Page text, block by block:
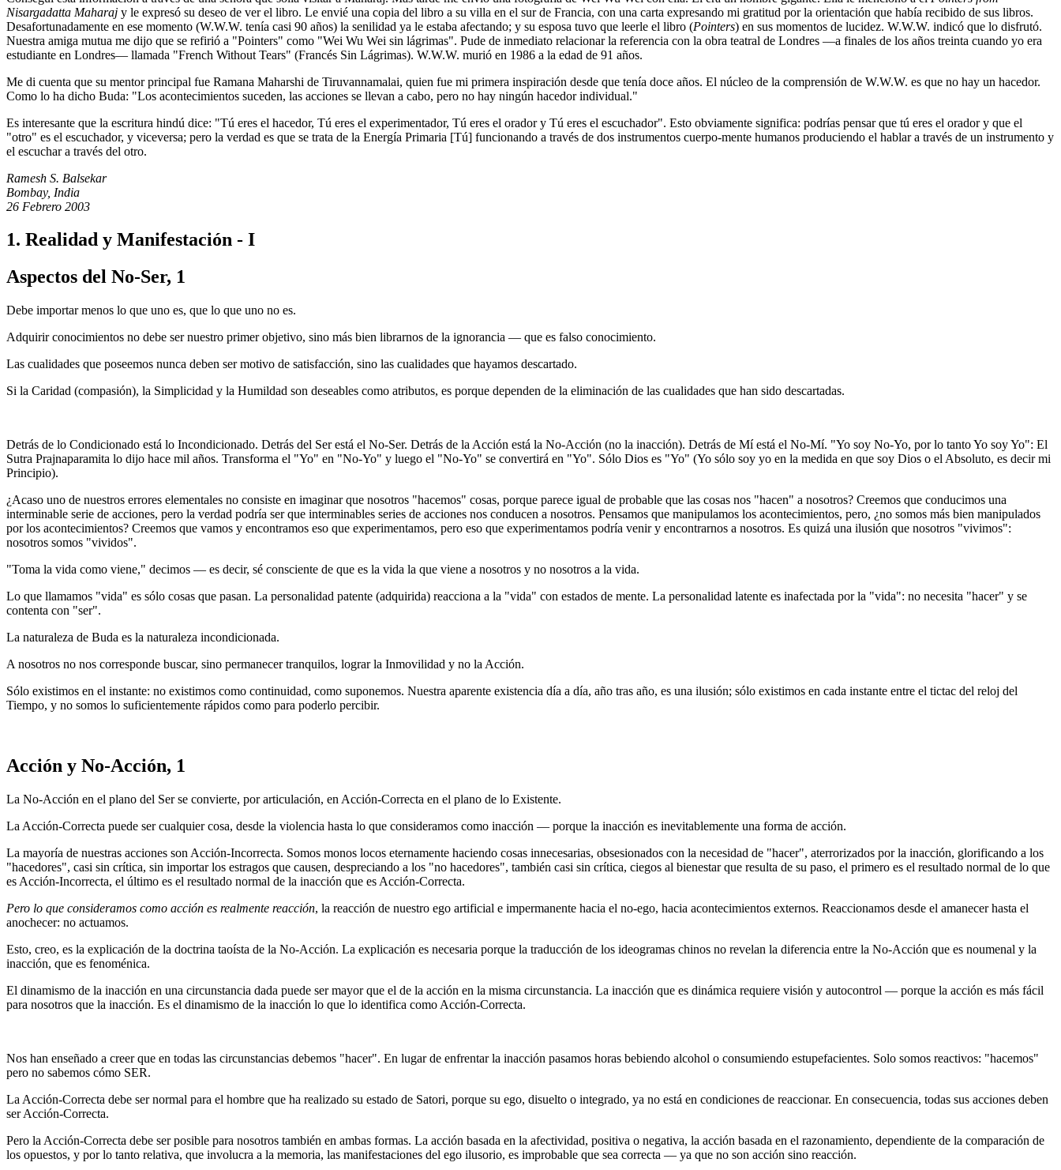
Nisargadatta Maharaj y le expresó su deseo de ver el libro. Le envié una copia del libro a su villa en el sur de Francia, con una carta expresando mi gratitud por la orientación que había recibido de sus libros.
Desafortunadamente en ese momento (W.W.W. tenía casi 90 años) la senilidad ya le estaba afectando; y su esposa tuvo que leerle el libro (Pointers) en sus momentos de lucidez. W.W.W. indicó que lo disfrutó.
Nuestra amiga mutua me dijo que se refirió a "Pointers" como "Wei Wu Wei sin lágrimas". Pude de inmediato relacionar la referencia con la obra teatral de Londres ―a finales de los años treinta cuando yo era
estudiante en Londres― llamada "French Without Tears" (Francés Sin Lágrimas). W.W.W. murió en 1986 a la edad de 91 años.
Me di cuenta que su mentor principal fue Ramana Maharshi de Tiruvannamalai, quien fue mi primera inspiración desde que tenía doce años. El núcleo de la comprensión de W.W.W. es que no hay un hacedor.
Como lo ha dicho Buda: "Los acontecimientos suceden, las acciones se llevan a cabo, pero no hay ningún hacedor individual."
Es interesante que la escritura hindú dice: "Tú eres el hacedor, Tú eres el experimentador, Tú eres el orador y Tú eres el escuchador". Esto obviamente significa: podrías pensar que tú eres el orador y que el
"otro" es el escuchador, y viceversa; pero la verdad es que se trata de la Energía Primaria [Tú] funcionando a través de dos instrumentos cuerpo-mente humanos produciendo el hablar a través de un instrumento y
el escuchar a través del otro.
Ramesh S. Balsekar
Bombay, India
26 Febrero 2003
1. Realidad y Manifestación - I
Aspectos del No-Ser, 1
Debe importar menos lo que uno es, que lo que uno no es.
Adquirir conocimientos no debe ser nuestro primer objetivo, sino más bien librarnos de la ignorancia ― que es falso conocimiento.
Las cualidades que poseemos nunca deben ser motivo de satisfacción, sino las cualidades que hayamos descartado.
Si la Caridad (compasión), la Simplicidad y la Humildad son deseables como atributos, es porque dependen de la eliminación de las cualidades que han sido descartadas.
Detrás de lo Condicionado está lo Incondicionado. Detrás del Ser está el No-Ser. Detrás de la Acción está la No-Acción (no la inacción). Detrás de Mí está el No-Mí. "Yo soy No-Yo, por lo tanto Yo soy Yo": El
Sutra Prajnaparamita lo dijo hace mil años. Transforma el "Yo" en "No-Yo" y luego el "No-Yo" se convertirá en "Yo". Sólo Dios es "Yo" (Yo sólo soy yo en la medida en que soy Dios o el Absoluto, es decir mi
Principio).
¿Acaso uno de nuestros errores elementales no consiste en imaginar que nosotros "hacemos" cosas, porque parece igual de probable que las cosas nos "hacen" a nosotros? Creemos que conducimos una
interminable serie de acciones, pero la verdad podría ser que interminables series de acciones nos conducen a nosotros. Pensamos que manipulamos los acontecimientos, pero, ¿no somos más bien manipulados
por los acontecimientos? Creemos que vamos y encontramos eso que experimentamos, pero eso que experimentamos podría venir y encontrarnos a nosotros. Es quizá una ilusión que nosotros "vivimos":
nosotros somos "vividos".
"Toma la vida como viene," decimos ― es decir, sé consciente de que es la vida la que viene a nosotros y no nosotros a la vida.
Lo que llamamos "vida" es sólo cosas que pasan. La personalidad patente (adquirida) reacciona a la "vida" con estados de mente. La personalidad latente es inafectada por la "vida": no necesita "hacer" y se
contenta con "ser".
La naturaleza de Buda es la naturaleza incondicionada.
A nosotros no nos corresponde buscar, sino permanecer tranquilos, lograr la Inmovilidad y no la Acción.
Sólo existimos en el instante: no existimos como continuidad, como suponemos. Nuestra aparente existencia día a día, año tras año, es una ilusión; sólo existimos en cada instante entre el tictac del reloj del
Tiempo, y no somos lo suficientemente rápidos como para poderlo percibir.
Acción y No-Acción, 1
La No-Acción en el plano del Ser se convierte, por articulación, en Acción-Correcta en el plano de lo Existente.
La Acción-Correcta puede ser cualquier cosa, desde la violencia hasta lo que consideramos como inacción ― porque la inacción es inevitablemente una forma de acción.
La mayoría de nuestras acciones son Acción-Incorrecta. Somos monos locos eternamente haciendo cosas innecesarias, obsesionados con la necesidad de "hacer", aterrorizados por la inacción, glorificando a los
"hacedores", casi sin crítica, sin importar los estragos que causen, despreciando a los "no hacedores", también casi sin crítica, ciegos al bienestar que resulta de su paso, el primero es el resultado normal de lo que
es Acción-Incorrecta, el último es el resultado normal de la inacción que es Acción-Correcta.
Pero lo que consideramos como acción es realmente reacción, la reacción de nuestro ego artificial e impermanente hacia el no-ego, hacia acontecimientos externos. Reaccionamos desde el amanecer hasta el
anochecer: no actuamos.
Esto, creo, es la explicación de la doctrina taoísta de la No-Acción. La explicación es necesaria porque la traducción de los ideogramas chinos no revelan la diferencia entre la No-Acción que es noumenal y la
inacción, que es fenoménica.
El dinamismo de la inacción en una circunstancia dada puede ser mayor que el de la acción en la misma circunstancia. La inacción que es dinámica requiere visión y autocontrol ― porque la acción es más fácil
para nosotros que la inacción. Es el dinamismo de la inacción lo que lo identifica como Acción-Correcta.
Nos han enseñado a creer que en todas las circunstancias debemos "hacer". En lugar de enfrentar la inacción pasamos horas bebiendo alcohol o consumiendo estupefacientes. Solo somos reactivos: "hacemos"
pero no sabemos cómo SER.
La Acción-Correcta debe ser normal para el hombre que ha realizado su estado de Satori, porque su ego, disuelto o integrado, ya no está en condiciones de reaccionar. En consecuencia, todas sus acciones deben
ser Acción-Correcta.
Pero la Acción-Correcta debe ser posible para nosotros también en ambas formas. La acción basada en la afectividad, positiva o negativa, la acción basada en el razonamiento, dependiente de la comparación de
los opuestos, y por lo tanto relativa, que involucra a la memoria, las manifestaciones del ego ilusorio, es improbable que sea correcta ― ya que no son acción sino reacción.